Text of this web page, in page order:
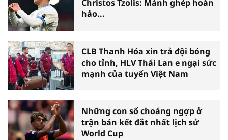
Christos Tzolis: Mảnh ghép hoàn
hảo...
CLB Thanh Hóa xin trả đội bóng
cho tỉnh, HLV Thái Lan e ngại sức
mạnh của tuyển Việt Nam
Những con số choáng ngợp ở
trận bán kết đắt nhất lịch sử
World Cup